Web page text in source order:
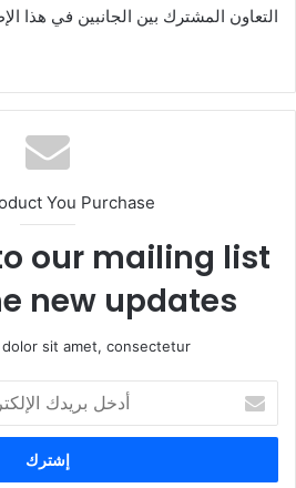
التعاون المشترك بين الجانبين في هذا
You Purchase
our mailing list
new updates!
sit amet, consectetur.
خ